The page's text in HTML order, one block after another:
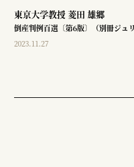
東京大学教授 菱田 雄郷
倒産判例百選〔第6版〕（別冊ジュ
2023.11.27